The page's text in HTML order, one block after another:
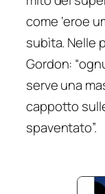
come ‘eroe
subìta. Nelle
Gordon: “
serve una
cappotto
spaventato”.